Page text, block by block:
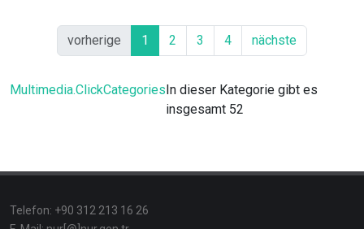
vorherige 1 2 3 4 nächste
Multimedia.ClickCategoriesIn dieser Kategorie gibt es
insgesamt 52
Telefon: +90 312 213 16 26